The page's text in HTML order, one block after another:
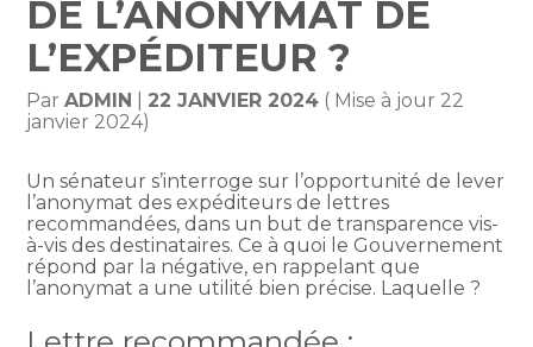
DE L’ANONYMAT DE
L’EXPÉDITEUR ?
ParADMIN 22 JANVIER 2024 ( Mise à jour 22
janvier 2024)
Un sénateur s’interroge sur l’opportunité de lever
l’anonymat des expéditeurs de lettres
recommandées, dans un but de transparence vis-
à-vis des destinataires. Ce à quoi le Gouvernement
répond par la négative, en rappelant que
l’anonymat a une utilité bien précise. Laquelle ?